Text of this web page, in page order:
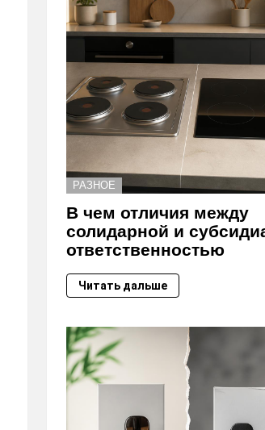
РАЗНОЕ
В чем отличия между
солидарной и
ответственностью
Читать дальше